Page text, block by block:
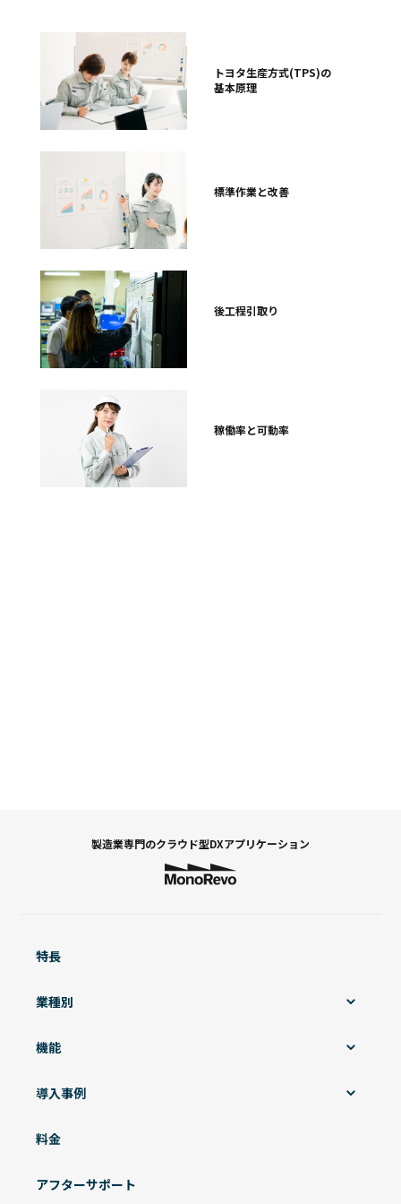
トヨタ生産方式(TPS)の
基本原理
標準作業と改善
後工程引取り
稼働率と可動率
製造業専門のクラウド型DXアプリケーション
特長
業種別
機能
導入事例
料金
アフターサポート